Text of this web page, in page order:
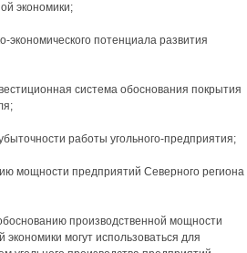
экономики;
потенциала развития
система обоснования покрытия
работы угольного-предприятия;
мощности предприятий Северного региона
производственной мощности
могут использоваться для